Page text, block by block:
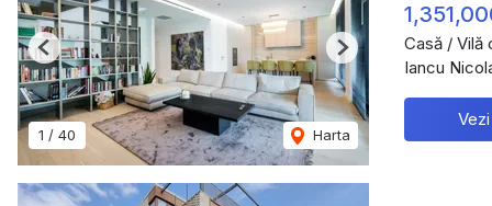
1 / 40 Harta
Previous Next
Casă / Vilă
Iancu